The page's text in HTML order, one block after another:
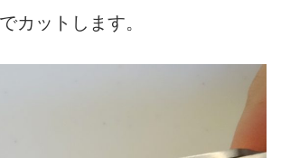
カットします。